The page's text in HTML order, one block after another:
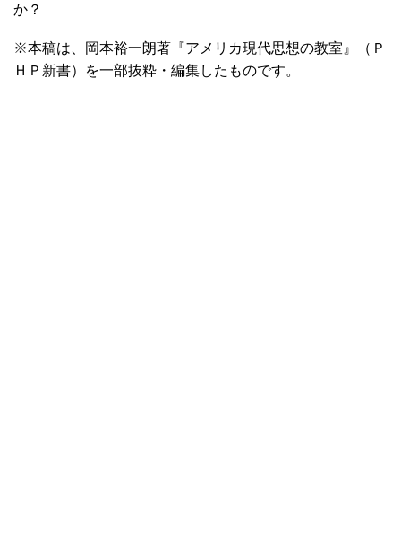
か？
※本稿は、岡本裕一朗著『アメリカ現代思想の教室』（Ｐ
ＨＰ新書）を一部抜粋・編集したものです。